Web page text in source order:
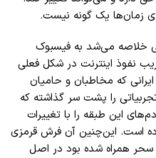
زمان‌ها یک گونه نیست.
خلاصه می‌شد به فیسبوک
نفوذ اینترنت در شکل فعلی
که مخاطبان و حامیان
را پشت سر گذاشته که
این طبقه را با تغییرات
است. این‌چنین آن فرش قرمزی
همراه شده بود در اصل